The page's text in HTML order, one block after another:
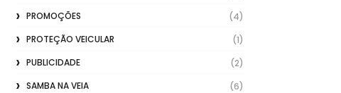
PROMOÇÕES
(4)
PROTEÇÃO VEICULAR
(1)
PUBLICIDADE
(2)
SAMBA NA VEIA
(6)